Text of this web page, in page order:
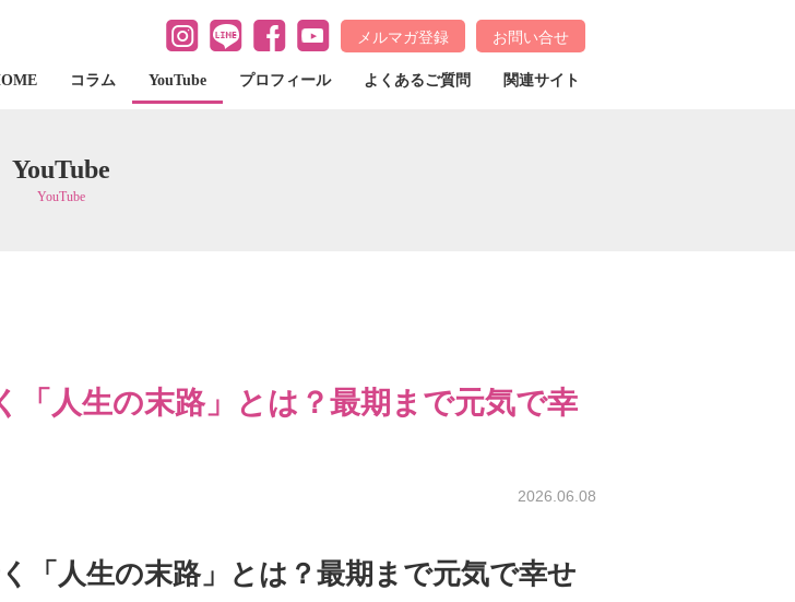
メルマガ登録 お問い合せ
コラム YouTube プロフィール よくあるご質問 関連サイト
YouTube
YouTube
「人生の末路」とは？最期まで元気で幸
2026.06.08
「人生の末路」とは？最期まで元気で幸せ